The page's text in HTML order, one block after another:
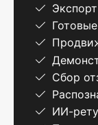
Сбор
ИИ-